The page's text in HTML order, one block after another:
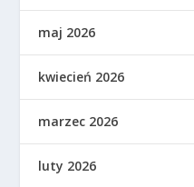
maj 2026
kwiecień 2026
marzec 2026
luty 2026